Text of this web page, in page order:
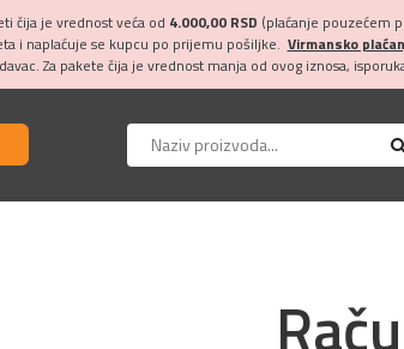
čija je vrednost veća od 4.000,00 RSD (plaćanje pouzećem
i naplaćuje se kupcu po prijemu pošiljke. Virmansko
Za pakete čija je vrednost manja od ovog iznosa,